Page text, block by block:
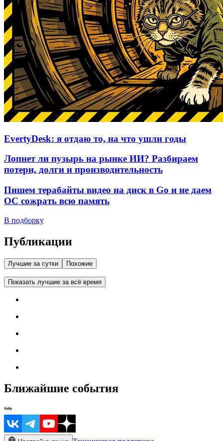
EvertyDesk: я отдаю то, на что ушли годы
Лопнет ли пузырь на рынке ИИ? Разбираем
потери, долги и производительность
Пишем терабайты видео на диск в Go и не даем
ОС сожрать всю память
В подборку
Публикации
Лучшие за сутки Похожие
Показать лучшие за всё время
Ближайшие события